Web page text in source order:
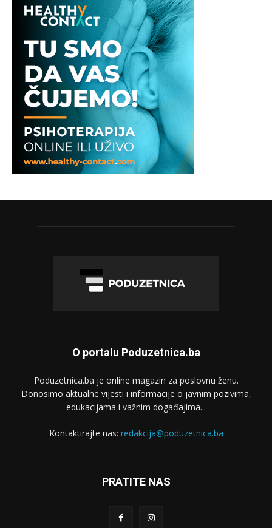
O portalu Poduzetnica.ba
Poduzetnica.ba je online magazin za poslovnu ženu.
Donosimo aktualne vijesti i informacije o javnim pozivima,
edukacijama i važnim događajima...
Kontaktirajte nas: redakcija@poduzetnica.ba
PRATITE NAS